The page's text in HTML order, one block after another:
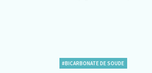
#BICARBONATE DE SOUDE